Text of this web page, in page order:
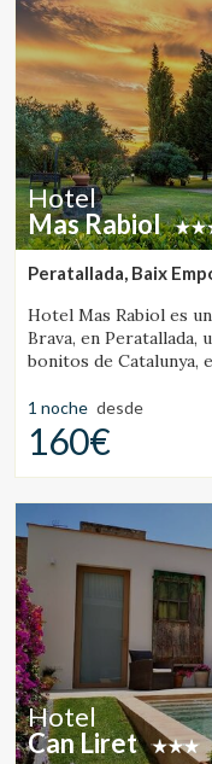
Hotel
Mas Rabiol
Peratallada, Baix
Hotel Mas Rabiol es
Brava, en Peratallada,
bonitos de Catalunya,
1 noche desde
160€
Hotel
Can Liret